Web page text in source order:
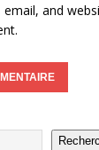
email, and